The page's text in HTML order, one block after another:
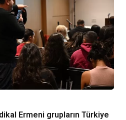
Ermeni grupların Türkiye